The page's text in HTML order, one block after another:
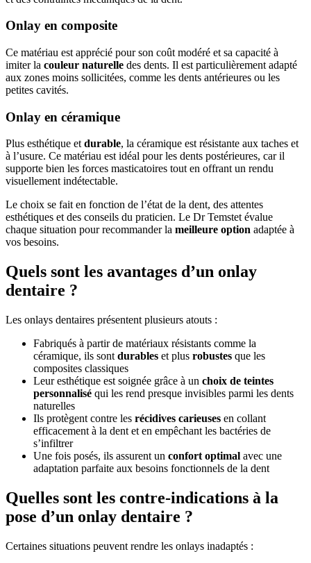
Onlay en composite
Ce matériau est apprécié pour son coût modéré et sa capacité à
imiter la couleur naturelle des dents. Il est particulièrement adapté
aux zones moins sollicitées, comme les dents antérieures ou les
petites cavités.
Onlay en céramique
Plus esthétique et durable, la céramique est résistante aux taches et
à l’usure. Ce matériau est idéal pour les dents postérieures, car il
supporte bien les forces masticatoires tout en offrant un rendu
visuellement indétectable.
Le choix se fait en fonction de l’état de la dent, des attentes
esthétiques et des conseils du praticien. Le Dr Temstet évalue
chaque situation pour recommander la meilleure option adaptée à
vos besoins.
Quels sont les avantages d’un onlay
dentaire ?
Les onlays dentaires présentent plusieurs atouts :
Fabriqués à partir de matériaux résistants comme la
céramique, ils sont durables et plus robustes que les
composites classiques
Leur esthétique est soignée grâce à un choix de teintes
personnalisé qui les rend presque invisibles parmi les dents
naturelles
Ils protègent contre les récidives carieuses en collant
efficacement à la dent et en empêchant les bactéries de
s’infiltrer
Une fois posés, ils assurent un confort optimal avec une
adaptation parfaite aux besoins fonctionnels de la dent
Quelles sont les contre-indications à la
pose d’un onlay dentaire ?
Certaines situations peuvent rendre les onlays inadaptés :